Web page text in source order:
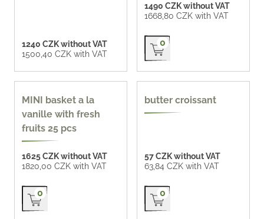
1240 CZK without VAT
1500,40 CZK with VAT
1490 CZK without VAT
1668,80 CZK with VAT
Přidat do košíku
0
MINI basket a la
vanille with fresh
fruits 25 pcs
1625 CZK without VAT
1820,00 CZK with VAT
Přidat do košíku
0
butter croissant
57 CZK without VAT
63,84 CZK with VAT
Přidat do košíku
0